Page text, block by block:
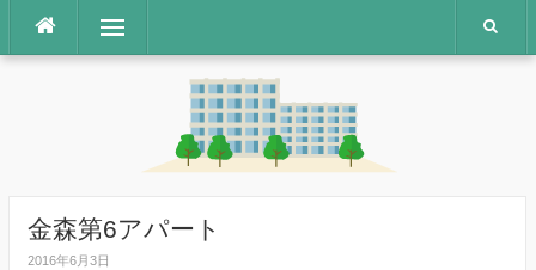
テ
メニュー
金森第6アパート
2016年6月3日